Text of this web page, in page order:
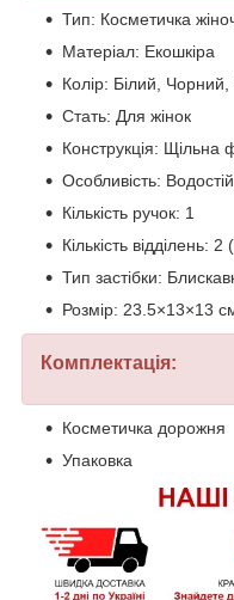
Тип: Косметичка
Матеріал: Екошкіра
Колір: Білий,
Стать: Для жінок
Конструкція: Щільна
Особливість:
Кількість ручок: 1
Кількість відділень:
Тип застібки:
Розмір: 23.5×13×13
Комплектація:
Косметичка дорожня
Упаковка